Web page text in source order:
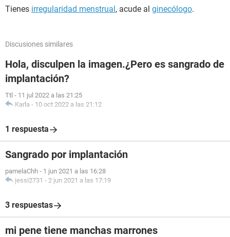
Tienes irregularidad menstrual, acude al ginecólogo.
Discusiones similares
Hola, disculpen la imagen.¿Pero es sangrado de
implantación?
Ttl - 11 jul 2022 a las 21:25
Karla - 10 oct 2022 a las 21:12
1 respuesta
Sangrado por implantación
pamelaChh - 1 jun 2021 a las 16:28
jessi2731 - 2 jun 2021 a las 17:19
3 respuestas
mi pene tiene manchas marrones